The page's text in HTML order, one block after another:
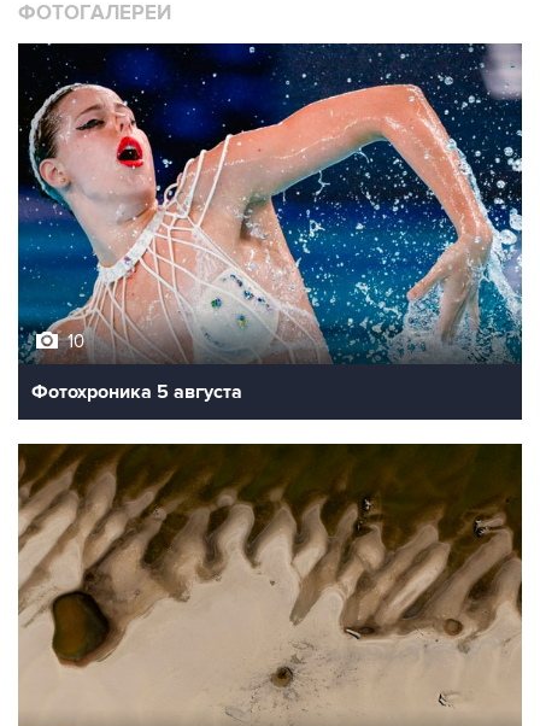
ФОТОГАЛЕРЕИ
10
Фотохроника 5 августа